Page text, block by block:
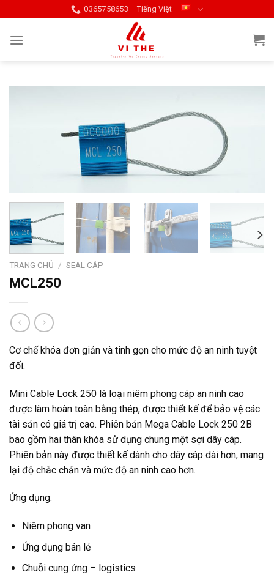
to
content
0365758653 Tiếng Việt
TRANG CHỦ / SEAL CÁP
MCL250
Cơ chế khóa đơn giản và tinh gọn cho mức độ an ninh tuyệt
đối.
Mini Cable Lock 250 là loại niêm phong cáp an ninh cao
được làm hoàn toàn bằng thép, được thiết kế để bảo vệ các
tài sản có giá trị cao. Phiên bản Mega Cable Lock 250 2B
bao gồm hai thân khóa sử dụng chung một sợi dây cáp.
Phiên bản này được thiết kế dành cho dây cáp dài hơn, mang
lại độ chắc chắn và mức độ an ninh cao hơn.
Ứng dụng:
Niêm phong van
Ứng dụng bán lẻ
Chuỗi cung ứng – logistics